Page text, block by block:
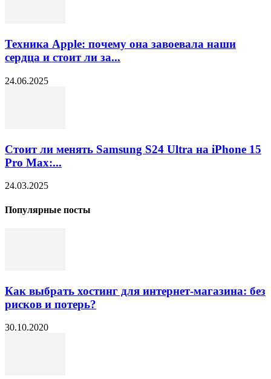
Техника Apple: почему она завоевала наши
сердца и стоит ли за...
24.06.2025
Стоит ли менять Samsung S24 Ultra на iPhone 15
Pro Max:...
24.03.2025
Популярные посты
Как выбрать хостинг для интернет-магазина: без
рисков и потерь?
30.10.2020